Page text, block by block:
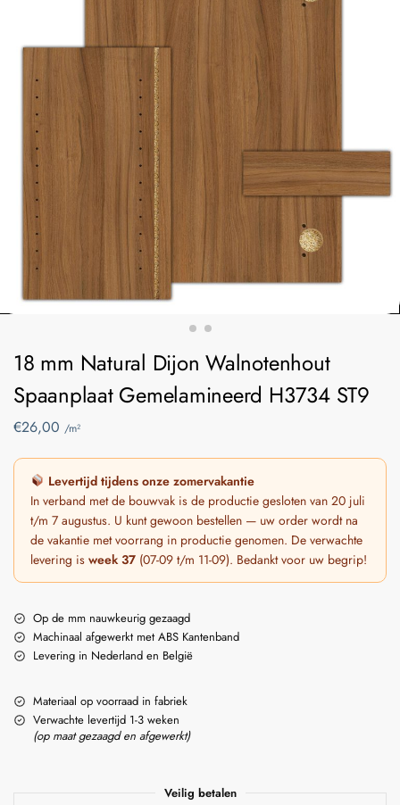
18 mm Natural Dijon Walnotenhout
Spaanplaat Gemelamineerd H3734 ST9
€26,00 /m²
Levertijd tijdens onze zomervakantie
In verband met de bouwvak is de productie gesloten van 20 juli
t/m 7 augustus. U kunt gewoon bestellen — uw order wordt na
de vakantie met voorrang in productie genomen. De verwachte
levering is week 37 (07-09 t/m 11-09). Bedankt voor uw begrip!
Op de mm nauwkeurig gezaagd
Machinaal afgewerkt met ABS Kantenband
Levering in Nederland en België
Materiaal op voorraad in fabriek
Verwachte levertijd 1-3 weken
(op maat gezaagd en afgewerkt)
Veilig betalen